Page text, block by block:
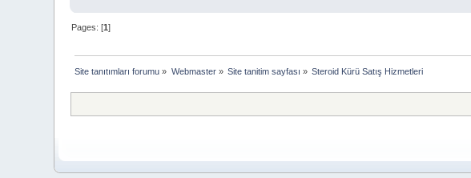
Pages: [1]
Site tanıtımları forumu » Webmaster» Site tanitim sayfası » Steroid Kürü Satış Hizmetleri